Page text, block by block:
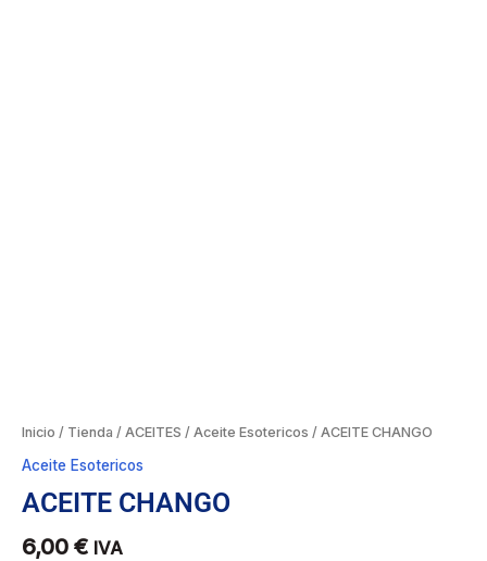
Inicio / Tienda / ACEITES / Aceite Esotericos / ACEITE CHANGO
Aceite Esotericos
ACEITE CHANGO
6,00 € IVA